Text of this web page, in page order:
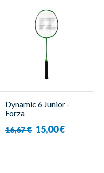
Dynamic 6 Junior -
Forza
16,67 € 15,00 €